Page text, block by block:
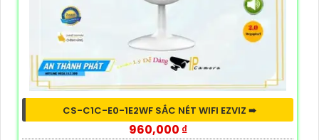
CS-C1C-E0-1E2WF SẮC NÉT WIFI EZVIZ ➠
960,000 ₫